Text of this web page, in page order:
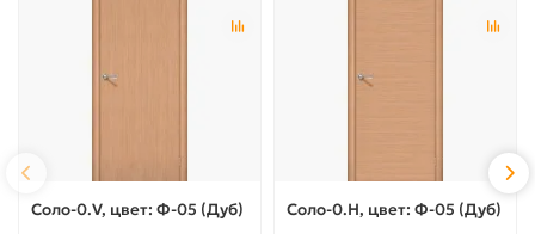
Соло-0.V, цвет: Ф-05 (Дуб) Соло-0.H, цвет: Ф-05 (Дуб)